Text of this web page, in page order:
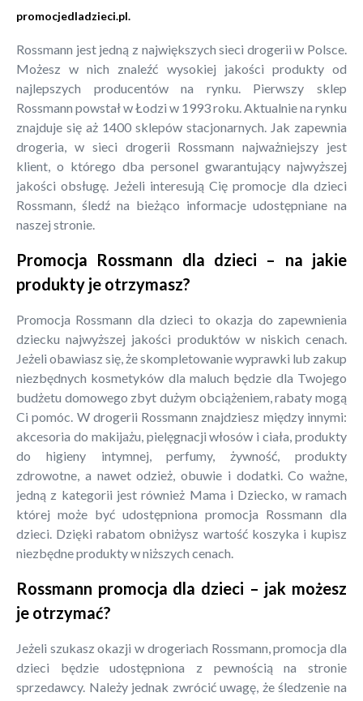
promocjedladzieci.pl.
Rossmann jest jedną z największych sieci drogerii w Polsce.
Możesz w nich znaleźć wysokiej jakości produkty od
najlepszych producentów na rynku. Pierwszy sklep
Rossmann powstał w Łodzi w 1993 roku. Aktualnie na rynku
znajduje się aż 1400 sklepów stacjonarnych. Jak zapewnia
drogeria, w sieci drogerii Rossmann najważniejszy jest
klient, o którego dba personel gwarantujący najwyższej
jakości obsługę. Jeżeli interesują Cię promocje dla dzieci
Rossmann, śledź na bieżąco informacje udostępniane na
naszej stronie.
Promocja Rossmann dla dzieci – na jakie
produkty je otrzymasz?
Promocja Rossmann dla dzieci to okazja do zapewnienia
dziecku najwyższej jakości produktów w niskich cenach.
Jeżeli obawiasz się, że skompletowanie wyprawki lub zakup
niezbędnych kosmetyków dla maluch będzie dla Twojego
budżetu domowego zbyt dużym obciążeniem, rabaty mogą
Ci pomóc. W drogerii Rossmann znajdziesz między innymi:
akcesoria do makijażu, pielęgnacji włosów i ciała, produkty
do higieny intymnej, perfumy, żywność, produkty
zdrowotne, a nawet odzież, obuwie i dodatki. Co ważne,
jedną z kategorii jest również Mama i Dziecko, w ramach
której może być udostępniona promocja Rossmann dla
dzieci. Dzięki rabatom obniżysz wartość koszyka i kupisz
niezbędne produkty w niższych cenach.
Rossmann promocja dla dzieci – jak możesz
je otrzymać?
Jeżeli szukasz okazji w drogeriach Rossmann, promocja dla
dzieci będzie udostępniona z pewnością na stronie
sprzedawcy. Należy jednak zwrócić uwagę, że śledzenie na